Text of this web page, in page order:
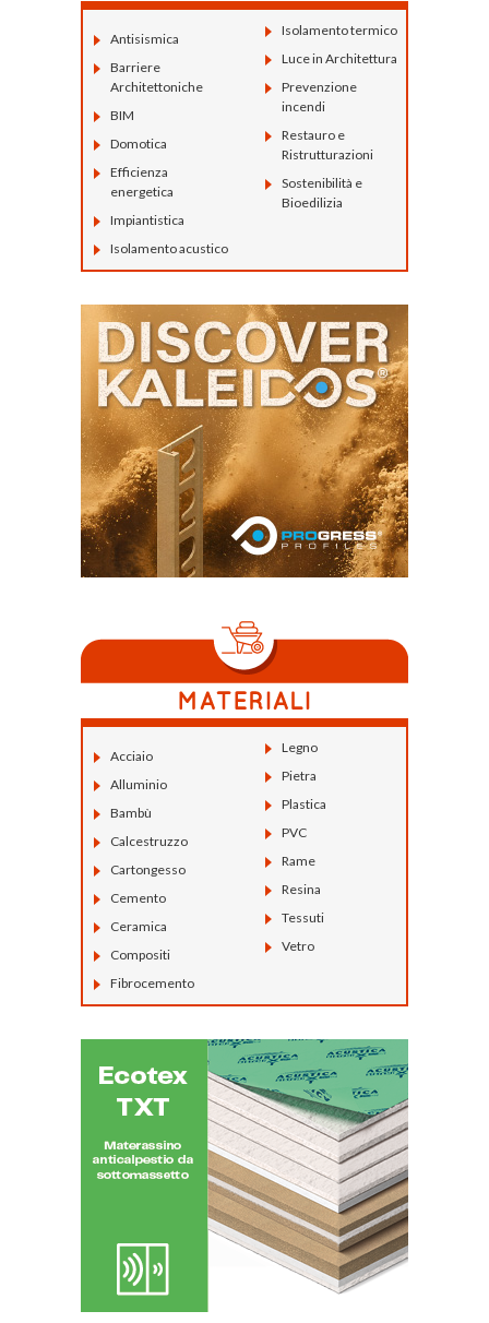
Antisismica
Barriere
Architettoniche
BIM
Domotica
Efficienza
energetica
Impiantistica
Isolamento acustico
Isolamento termico
Luce in Architettura
Prevenzione
incendi
Restauro e
Ristrutturazioni
Sostenibilità e
Bioedilizia
Acciaio
Alluminio
Bambù
Calcestruzzo
Cartongesso
Cemento
Ceramica
Compositi
Fibrocemento
Legno
Pietra
Plastica
PVC
Rame
Resina
Tessuti
Vetro